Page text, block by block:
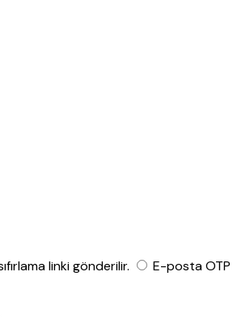
linki gönderilir. E-posta OTP